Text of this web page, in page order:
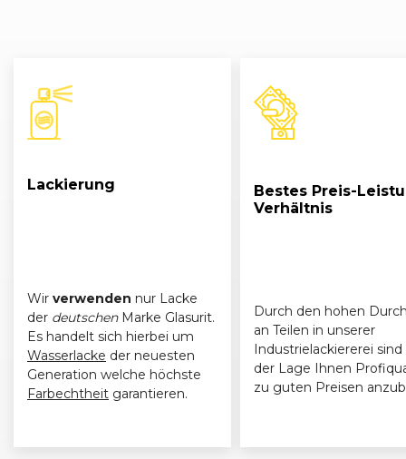
Lackierung
Wir verwenden nur Lacke
der deutschenMarke Glasurit.
Es handelt sich hierbei um
Wasserlacke der neuesten
Generation welche höchste
Farbechtheit garantieren.
Bestes Preis-
Verhältnis
Durch den hohen
an Teilen in unserer
Industrielackiererei sind
der Lage Ihnen
zu guten Preisen